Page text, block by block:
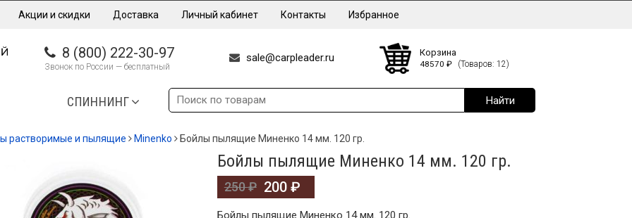
Акции и скидки Доставка Личный кабинет Контакты Избранное
8 (800) 222-30-97
Звонок по России — бесплатный
sale@carpleader.ru Корзина
48570 ₽ (Товаров: 12)
СПИННИНГ
растворимые и пылящие Minenko Бойлы пылящие Миненко 14 мм. 120 гр.
Бойлы пылящие Миненко 14 мм. 120 гр.
250₽ 200 ₽
Бойлы пылящие Миненко 14 мм. 120 гр.